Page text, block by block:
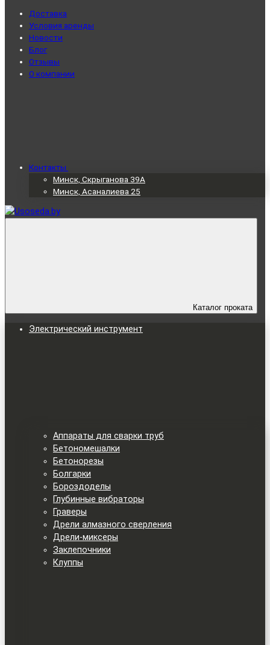
Доставка
Условия аренды
Новости
Блог
Отзывы
О компании
Контакты
Минск, Скрыганова 39А
Минск, Асаналиева 25
Каталог проката
Электрический инструмент
Аппараты для сварки труб
Бетономешалки
Бетонорезы
Болгарки
Бороздоделы
Глубинные вибраторы
Граверы
Дрели алмазного сверления
Дрели-миксеры
Заклепочники
Клуппы